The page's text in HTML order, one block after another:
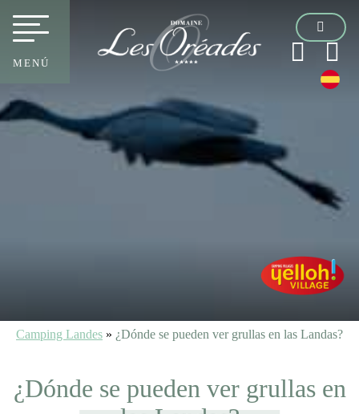
MENÚ
Camping Landes » ¿Dónde se pueden ver grullas en las Landas?
¿Dónde se pueden ver grullas en